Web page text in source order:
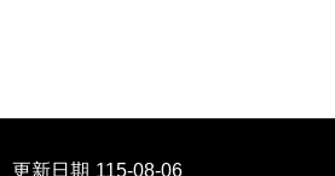
家
展
更新日期 115-08-06